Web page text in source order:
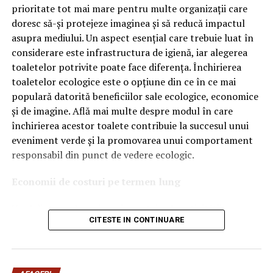
OEM.
Ce înseamnă Ravenol VMP?
DenumireaVMPidentifică o gamă de uleiuri dezvoltate
pentru motoare moderne care necesită performanțe
ridicate și compatibilitate cu numeroase specificații ale
constructorilor auto.
Acest produs este destinat în special motoarelor
moderne pe benzină și diesel, inclusiv celor echipate cu:
catalizatoare moderne;
sisteme Start-Stop.
Ce înseamnă USVO?
prioritate tot mai mare pentru multe organizații care
doresc să-și protejeze imaginea și să reducă impactul
asupra mediului. Un aspect esențial care trebuie luat în
considerare este infrastructura de igienă, iar alegerea
toaletelor potrivite poate face diferența. Închirierea
toaletelor ecologice este o opțiune din ce în ce mai
populară datorită beneficiilor sale ecologice, economice
și de imagine. Află mai multe despre modul în care
închirierea acestor toalete contribuie la succesul unui
eveniment verde și la promovarea unui comportament
responsabil din punct de vedere ecologic.
Economii de costuri pe termen lung
Unul dintre cele mai mari avantaje ale activității
închiriere toalete ecologiceeste economia de costuri.
termen lung, aceasta este o opțiune mai rentabilă decât
construirea unei infrastructuri permanente de toalete.
CITESTE IN CONTINUARE